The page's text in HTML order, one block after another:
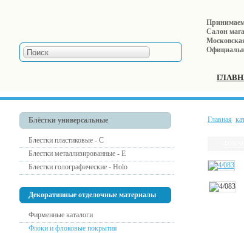
Принимаем
Салон
Блёстки универсальные
Блестки пластиковые - С
Блестки металлизированные - Е
Блестки голографические - Holo
Декоративные отделочные материалы
Фирменные каталоги
Флоки и флоковые покрытия
Главная